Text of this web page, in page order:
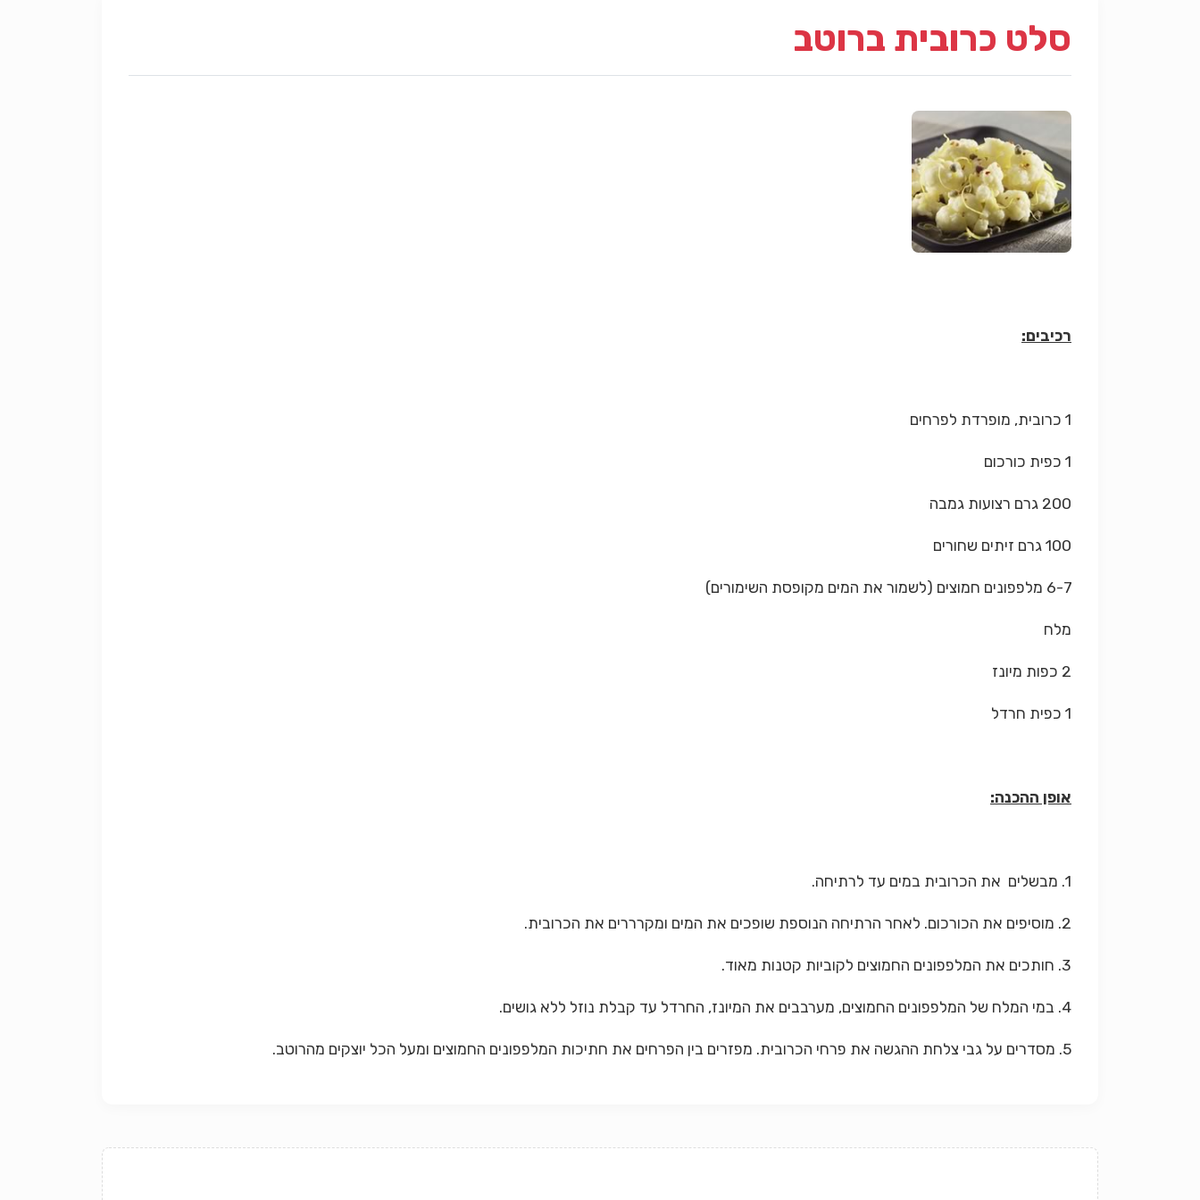
סלט כרובית ברוטב
רכיבים:
1 כרובית, מופרדת לפרחים
1 כפית כורכום
200 גרם רצועות גמבה
100 גרם זיתים שחורים
6-7 מלפפונים חמוצים (לשמור את המים מקופסת השימורים)
מלח
2 כפות מיונז
1 כפית חרדל
אופן ההכנה:
1. מבשלים את הכרובית במים עד לרתיחה.
2. מוסיפים את הכורכום. לאחר הרתיחה הנוספת שופכים את המים ומקרררים את הכרובית.
3. חותכים את המלפפונים החמוצים לקוביות קטנות מאוד.
4. במי המלח של המלפפונים החמוצים, מערבבים את המיונז, החרדל עד קבלת נוזל ללא גושים.
5. מסדרים על גבי צלחת ההגשה את פרחי הכרובית. מפזרים בין הפרחים את חתיכות המלפפונים החמוצים ומעל הכל יוצקים מהרוטב.